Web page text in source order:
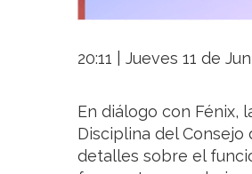
20:11 | Jueves 11 de
En diálogo con Fénix,
Disciplina del Consejo
detalles sobre el